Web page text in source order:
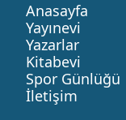
Anasayfa
Yayınevi
Yazarlar
Kitabevi
Spor Günlüğü
İletişim